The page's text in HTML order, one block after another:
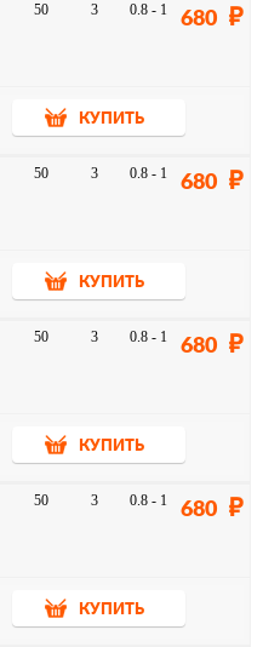
50 3 0.8 - 1 680
КУПИТЬ
50 3 0.8 - 1 680
КУПИТЬ
50 3 0.8 - 1 680
КУПИТЬ
50 3 0.8 - 1 680
КУПИТЬ